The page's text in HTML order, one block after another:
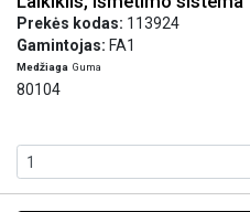
Prekės kodas: 113924
Gamintojas: FA1
Medžiaga Guma
80104